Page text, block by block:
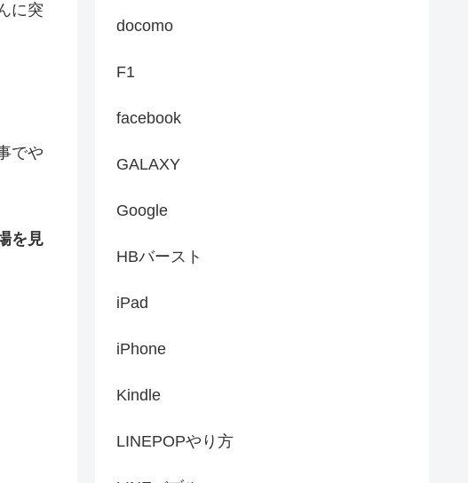
に突
でや
を見
docomo
F1
facebook
GALAXY
Google
HBバースト
iPad
iPhone
Kindle
LINEPOPやり方